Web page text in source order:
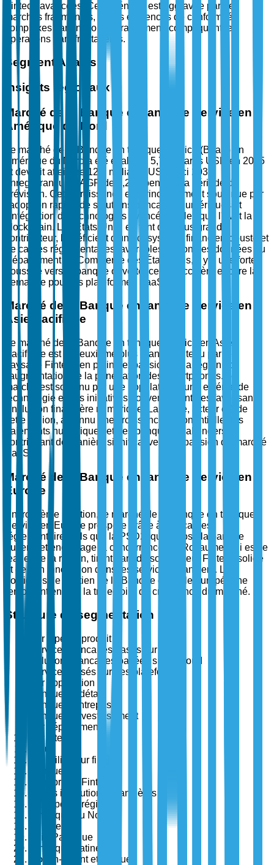
Fintech avancées. Cette pénurie est aggravée par des
marchés fragmentés, où les exigences de conformité
complexes varient considérablement, compliquant les
opérations transfrontalières.
Segment Analysis
Insights régionaux
Marché de la Banque en tant que Service en
Amérique du Nord
Le marché de la Banque en tant que Service (BaaS) en
Amérique du Nord a été évalué à 5,7 milliards USD en 2025
et devrait atteindre 12,4 milliards USD d'ici 2035,
enregistrant un CAGR de 8,2 % pendant la période de
prévision. Cette croissance est principalement soutenue par
l'adoption rapide de solutions bancaires numériques et
l'intégration de technologies avancées telles que l'IA et la
blockchain. Les États-Unis, en tant que plus grand
contributeur, bénéficient d'un écosystème financier robuste et
de cadres réglementaires favorables. Selon des données du
Département du Commerce des États-Unis, il y a une forte
poussée vers la banque ouverte, ce qui accélère encore la
demande pour les plateformes BaaS.
Marché de la Banque en tant que Service en
Asie-Pacifique
Le marché de la Banque en tant que Service en Asie-
Pacifique est le deuxième plus grand, soutenu par le
paysage Fintech en pleine expansion de la région et
l'augmentation de la pénétration des smartphones. Le
marché est soutenu par une population jeune et férue de
technologie et des initiatives gouvernementales favorisant
l'inclusion financière numérique. La Chine, acteur clé de
cette région, a connu une croissance exponentielle des
paiements numériques et des banques challengers,
contribuant de manière significative à l'expansion du marché
BaaS.
Marché de la Banque en tant que Service en
Europe
En troisième position, le marché de la Banque en tant que
Service en Europe prospère grâce à des cadres
réglementaires tels que la PSD2, qui impose la banque
ouverte et encourage la concurrence. Le Royaume-Uni est le
leader de la région, tirant parti de son secteur Fintech solide
et de son innovation dans les services financiers. Les
politiques de soutien de la Banque centrale européenne
renforcent encore la trajectoire de croissance du marché.
Structure de segmentation
Par type de produit
Services bancaires basés sur API
Solutions bancaires basées sur le cloud
Services basés sur des plateformes
Par application
Banque de détail
Banque d'entreprise
Banque d'investissement
Par déploiement
Sur site
Cloud
Par utilisateur final
Banques
Entreprises Fintech
Autres institutions financières
Par type de région
Amérique du Nord
Europe
Asie-Pacifique
Amérique Latine
Moyen-Orient et Afrique